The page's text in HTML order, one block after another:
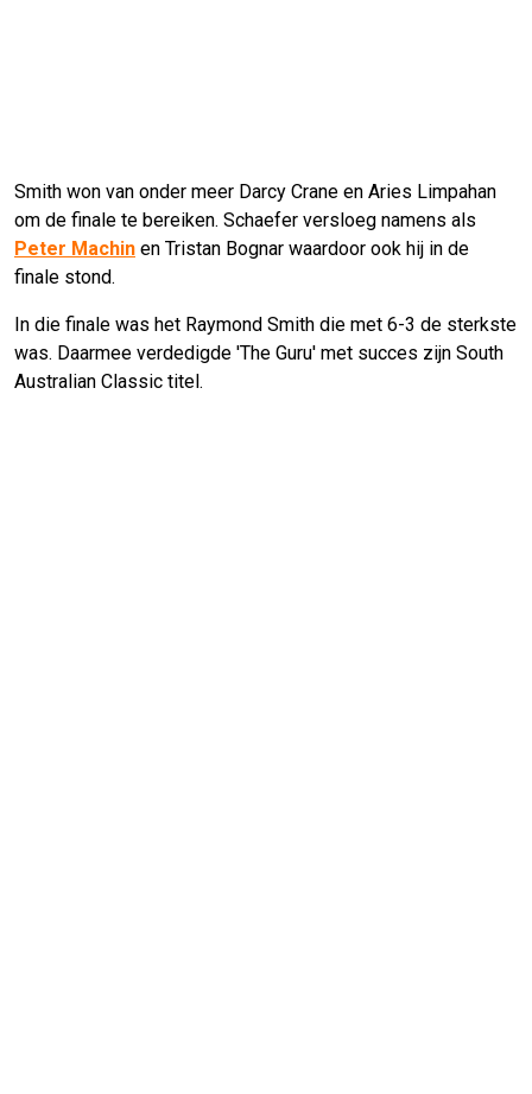
Smith won van onder meer Darcy Crane en Aries Limpahan
om de finale te bereiken. Schaefer versloeg namens als
Peter Machin en Tristan Bognar waardoor ook hij in de
finale stond.
In die finale was het Raymond Smith die met 6-3 de sterkste
was. Daarmee verdedigde 'The Guru' met succes zijn South
Australian Classic titel.